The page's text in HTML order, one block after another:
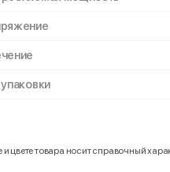
цвете товара носит справочный